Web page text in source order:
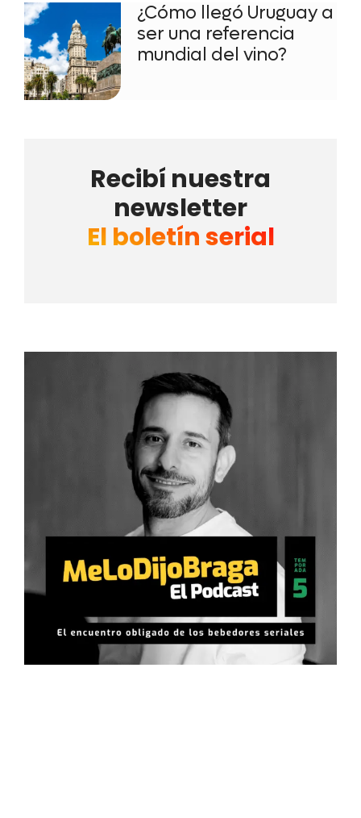
¿Cómo llegó Uruguay a
ser una referencia
mundial del vino?
Recibí nuestra
newsletter
El boletín serial